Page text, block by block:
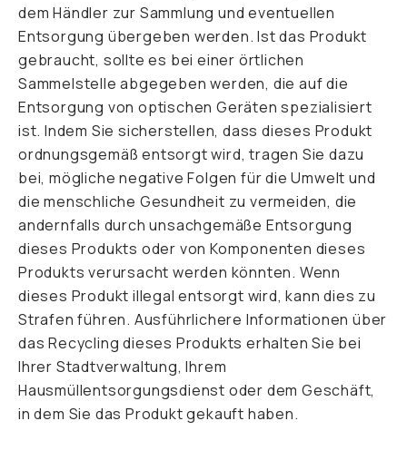
dem Händler zur Sammlung und eventuellen
Entsorgung übergeben werden. Ist das Produkt
gebraucht, sollte es bei einer örtlichen
Sammelstelle abgegeben werden, die auf die
Entsorgung von optischen Geräten spezialisiert
ist. Indem Sie sicherstellen, dass dieses Produkt
ordnungsgemäß entsorgt wird, tragen Sie dazu
bei, mögliche negative Folgen für die Umwelt und
die menschliche Gesundheit zu vermeiden, die
andernfalls durch unsachgemäße Entsorgung
dieses Produkts oder von Komponenten dieses
Produkts verursacht werden könnten. Wenn
dieses Produkt illegal entsorgt wird, kann dies zu
Strafen führen. Ausführlichere Informationen über
das Recycling dieses Produkts erhalten Sie bei
Ihrer Stadtverwaltung, Ihrem
Hausmüllentsorgungsdienst oder dem Geschäft,
in dem Sie das Produkt gekauft haben.